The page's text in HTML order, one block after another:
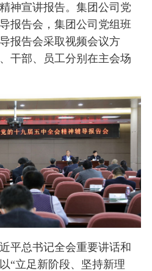
神宣讲报告。集团公司党
报告会，集团公司党组班
报告会采取视频会议方
干部、员工分别在主会场
平总书记全会重要讲话和
“立足新阶段、坚持新理